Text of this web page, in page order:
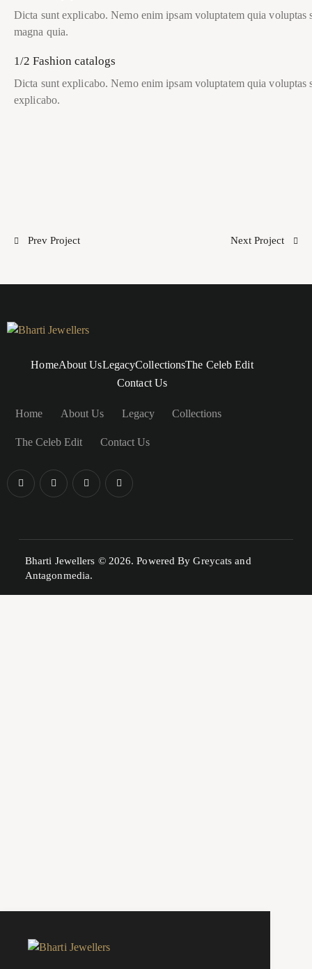
Dicta sunt explicabo. Nemo enim ipsam voluptatem quia voluptas
magna quia.
1/2 Fashion catalogs
Dicta sunt explicabo. Nemo enim ipsam voluptatem quia
explicabo.
Prev Project Next Project
HomeAbout UsLegacyCollectionsThe Celeb Edit
Contact Us
Home About Us Legacy Collections
The Celeb Edit Contact Us
Bharti Jewellers © 2026. Powered ByGreycats and
Antagonmedia.